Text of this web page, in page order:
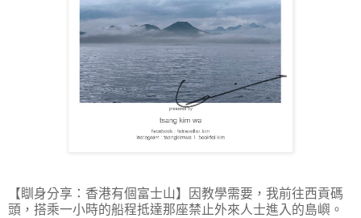
【瞓身分享：香港有個富士山】因教學需要，我前往西貢碼
頭，搭乘一小時的船程抵達那座禁止外來人士進入的島嶼。